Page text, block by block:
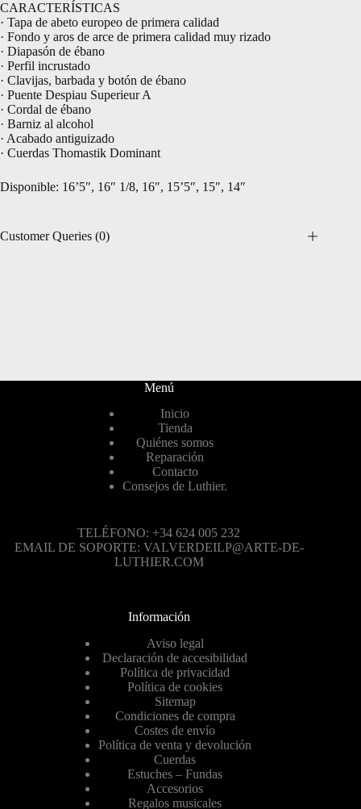
CARACTERÍSTICAS
· Tapa de abeto europeo de primera calidad
· Fondo y aros de arce de primera calidad muy rizado
· Diapasón de ébano
· Perfil incrustado
· Clavijas, barbada y botón de ébano
· Puente Despiau Superieur A
· Cordal de ébano
· Barniz al alcohol
· Acabado antiguizado
· Cuerdas Thomastik Dominant
Disponible: 16’5″, 16″ 1/8, 16″, 15’5″, 15″, 14″
Customer Queries (0)
Menú
Inicio
Tienda
Quiénes somos
Reparación
Contacto
Consejos de Luthier.
TELÉFONO: +34 624 005 232
EMAIL DE SOPORTE: VALVERDEILP@ARTE-DE-
LUTHIER.COM
Información
Aviso legal
Declaración de accesibilidad
Política de privacidad
Política de cookies
Sitemap
Condiciones de compra
Costes de envío
Política de venta y devolución
Cuerdas
Estuches – Fundas
Accesorios
Regalos musicales